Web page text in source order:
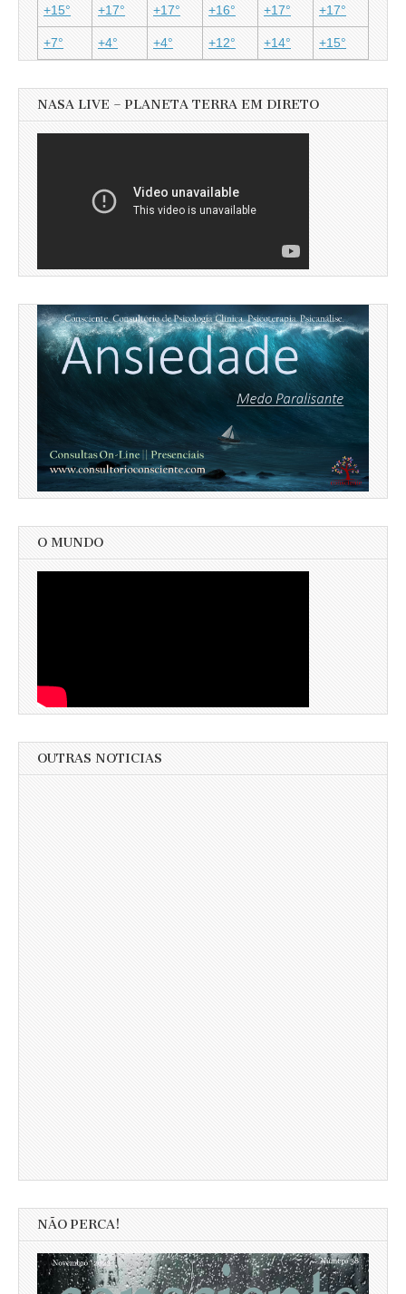
+15° +17° +17° +16° +17° +17°
+7° +4° +4° +12° +14° +15°
NASA LIVE – PLANETA TERRA EM DIRETO
O MUNDO
OUTRAS NOTICIAS
NÃO PERCA!